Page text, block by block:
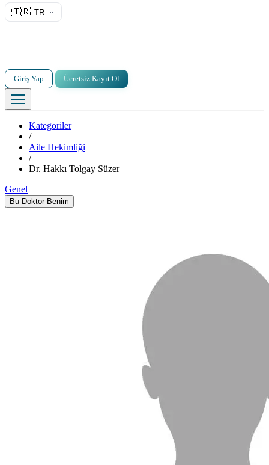
🇹🇷 TR
Giriş Yap Ücretsiz Kayıt Ol
Kategoriler
/
Aile Hekimliği
/
Dr. Hakkı Tolgay Süzer
Genel
Bu Doktor Benim